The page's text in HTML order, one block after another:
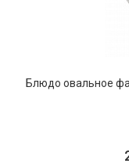
Блюдо овальное